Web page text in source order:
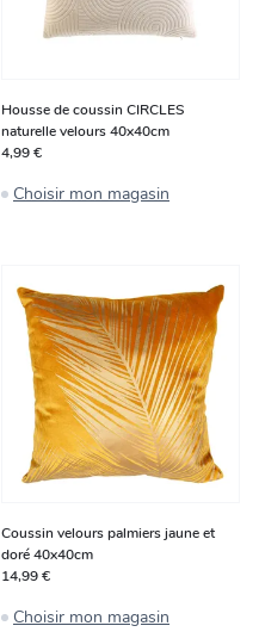
Housse de coussin CIRCLES
naturelle velours 40x40cm
4,99 €
Choisir mon magasin
Coussin velours palmiers jaune et
doré 40x40cm
14,99 €
Choisir mon magasin